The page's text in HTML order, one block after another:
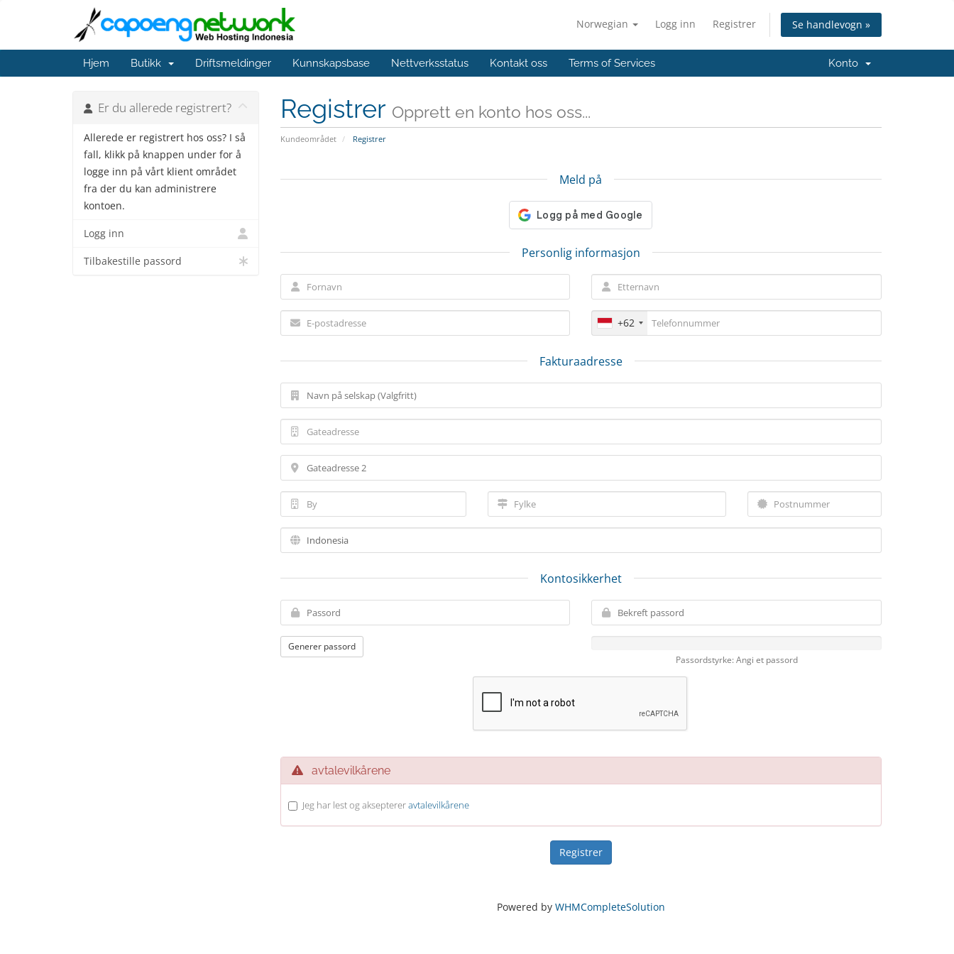
Norwegian Logg inn Registrer Se handlevogn »
Hjem Butikk Driftsmeldinger Kunnskapsbase Nettverksstatus Kontakt oss Terms of Services Konto
Registrer Opprett en konto hos oss...
Kundeområdet Registrer
Er du allerede registrert?
Allerede er registrert hos oss? I så
fall, klikk på knappen under for å
logge inn på vårt klient området
fra der du kan administrere
kontoen.
Logg inn
Tilbakestille passord
Meld på
Personlig informasjon
+62
Fakturaadresse
Kontosikkerhet
Generer passord
Passordstyrke: Angi et passord
avtalevilkårene
Jeg har lest og akseptereravtalevilkårene
Powered by WHMCompleteSolution